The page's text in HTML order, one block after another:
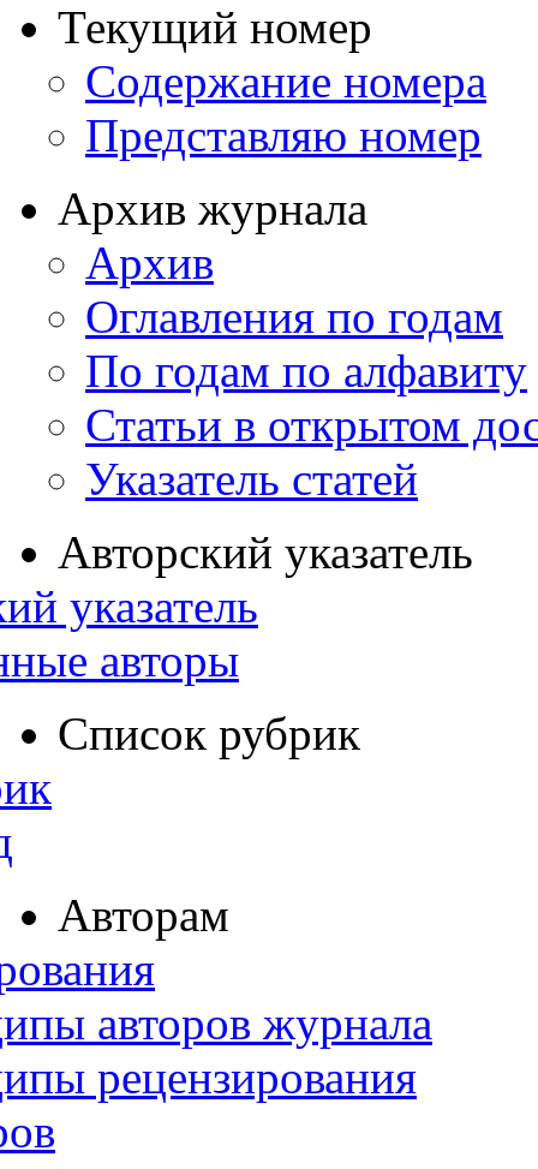
Текущий номер
Содержание номера
Представляю номер
Архив журнала
Архив
Оглавления по годам
По годам по алфавиту
Статьи в открытом
Указатель статей
Авторский указатель
указатель
авторы
Список рубрик
Авторам
авторов журнала
рецензирования